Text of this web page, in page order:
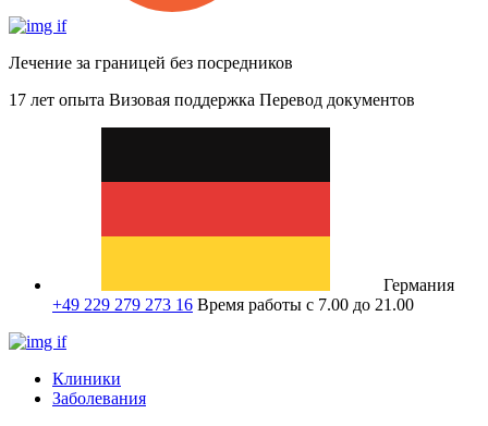
Лечение за границей без посредников
17 лет опыта Визовая поддержка Перевод документов
Германия
+49 229 279 273 16 Время работы с 7.00 до 21.00
Клиники
Заболевания